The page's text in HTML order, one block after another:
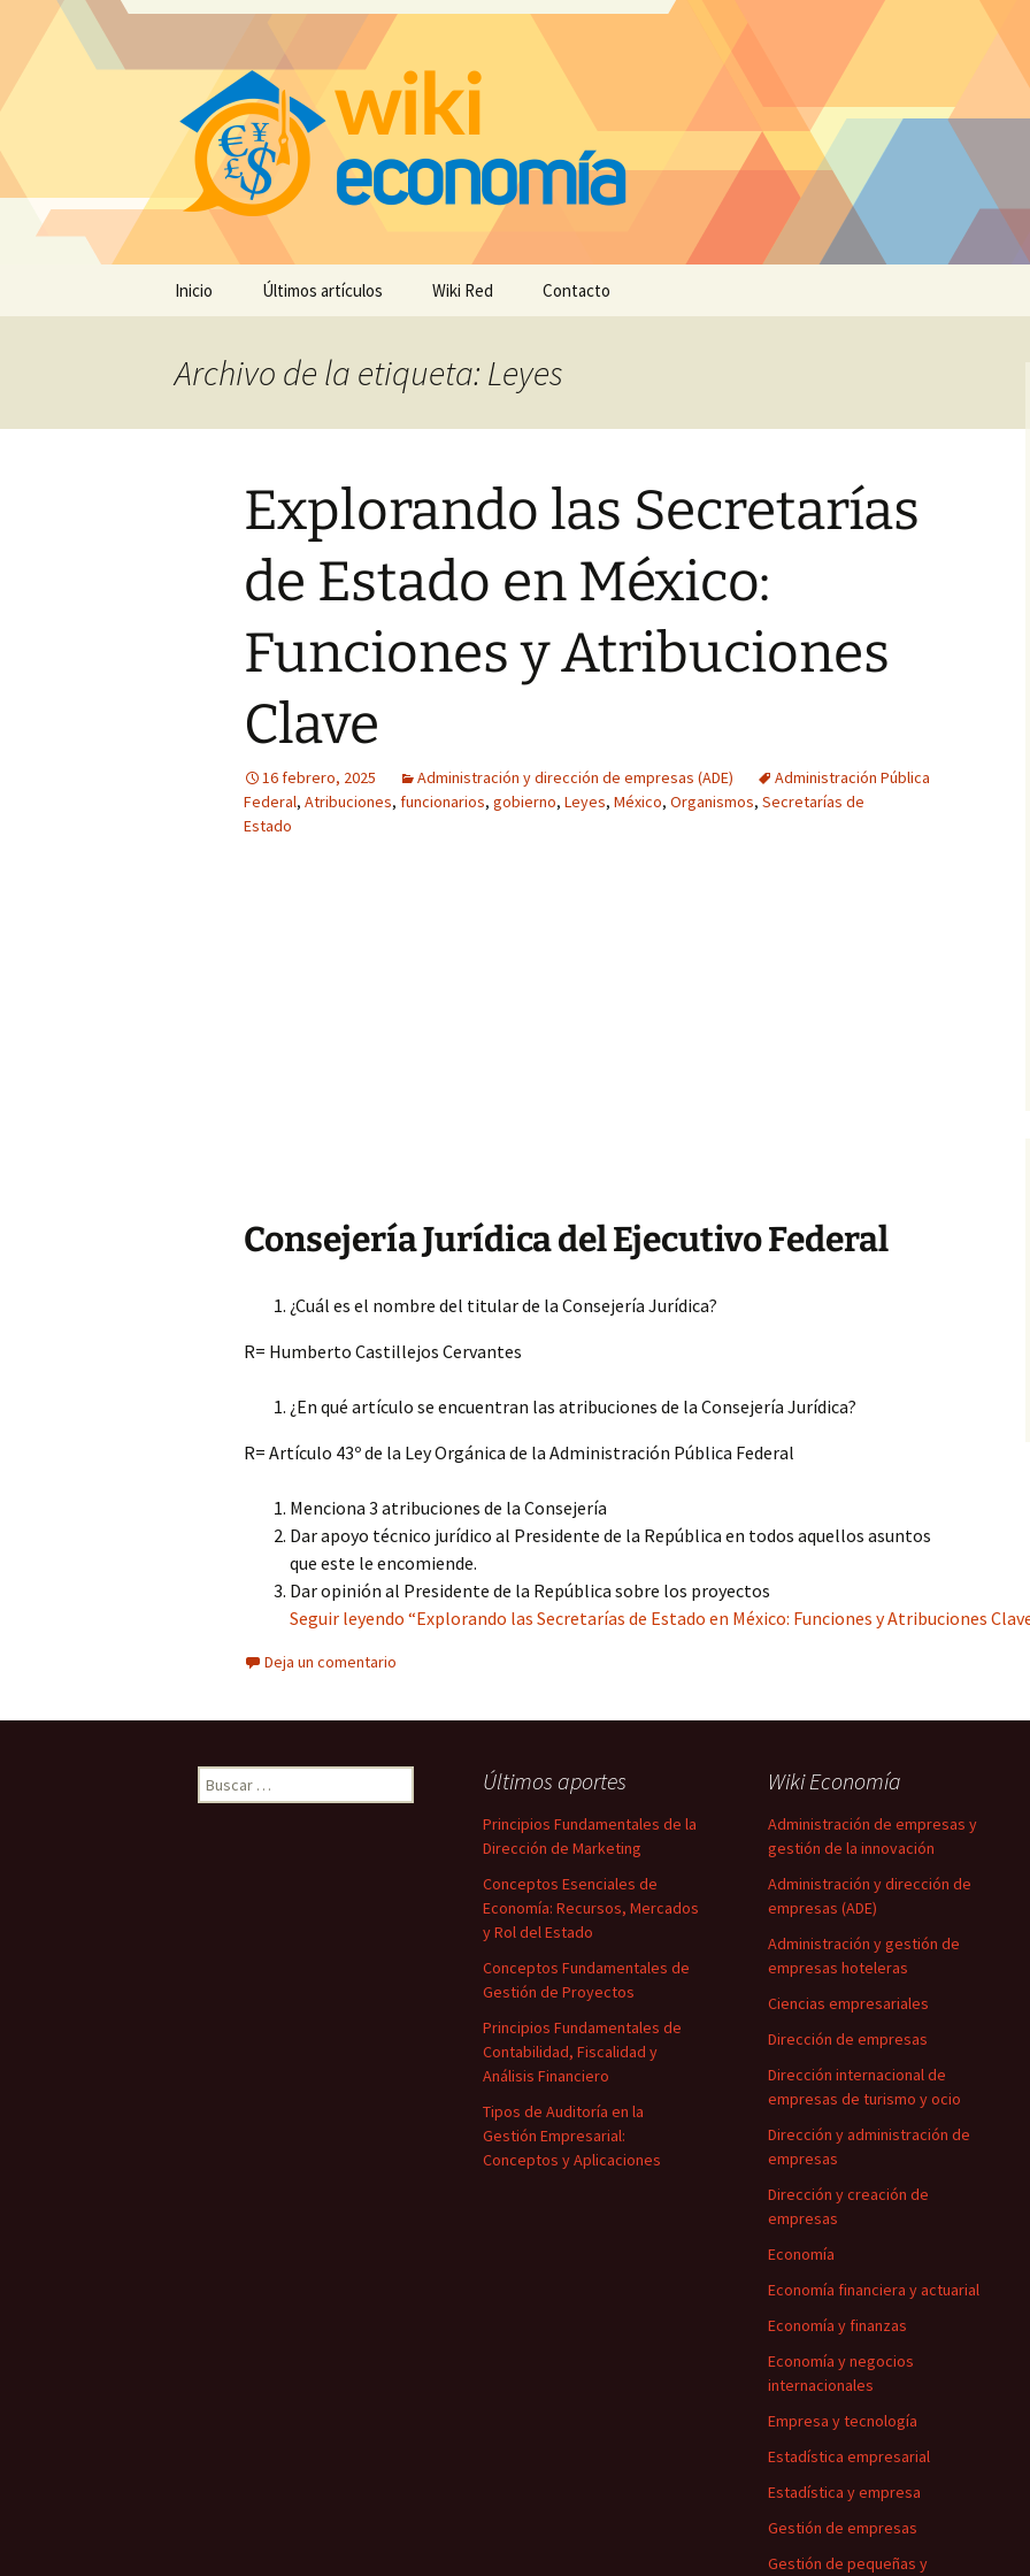
Inicio Últimos artículos Wiki Red Contacto
Archivo de la etiqueta: Leyes
Explorando las Secretarías
de Estado en México:
Funciones y Atribuciones
Clave
16 febrero, 2025 Administración y dirección de empresas (ADE)
Administración Pública
Federal, Atribuciones, funcionarios, gobierno, Leyes, México, Organismos, Secretarías de
Estado
Consejería Jurídica del Ejecutivo Federal
¿Cuál es el nombre del titular de la Consejería Jurídica?
R= Humberto Castillejos Cervantes
¿En qué artículo se encuentran las atribuciones de la Consejería Jurídica?
R= Artículo 43º de la Ley Orgánica de la Administración Pública Federal
Menciona 3 atribuciones de la Consejería
Dar apoyo técnico jurídico al Presidente de la República en todos aquellos asuntos
que este le encomiende.
Dar opinión al Presidente de la República sobre los proyectos
Seguir leyendo “Explorando las Secretarías de Estado en México: Funciones y Atribuciones
Deja un comentario
Buscar: Últimos aportes
Principios Fundamentales de la
Dirección de Marketing
Conceptos Esenciales de
Economía: Recursos, Mercados
y Rol del Estado
Conceptos Fundamentales de
Gestión de Proyectos
Principios Fundamentales de
Contabilidad, Fiscalidad y
Análisis Financiero
Tipos de Auditoría en la
Gestión Empresarial:
Conceptos y Aplicaciones
Wiki Economía
Administración de empresas y
gestión de la innovación
Administración y dirección de
empresas (ADE)
Administración y gestión de
empresas hoteleras
Ciencias empresariales
Dirección de empresas
Dirección internacional de
empresas de turismo y ocio
Dirección y administración de
empresas
Dirección y creación de
empresas
Economía
Economía financiera y actuarial
Economía y finanzas
Economía y negocios
internacionales
Empresa y tecnología
Estadística empresarial
Estadística y empresa
Gestión de empresas
Gestión de pequeñas y